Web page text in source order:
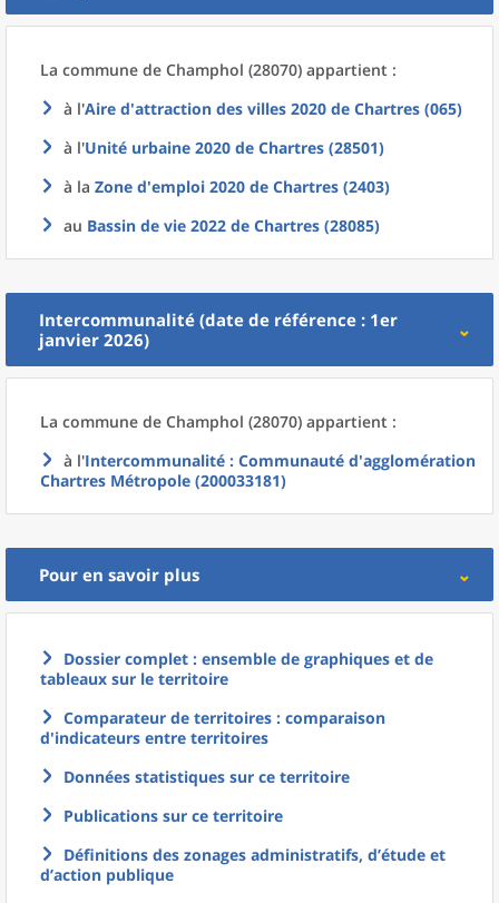
La commune de Champhol (28070) appartient :
à l'Aire d'attraction des villes 2020 de Chartres (065)
à l'Unité urbaine 2020 de Chartres (28501)
à la Zone d'emploi 2020 de Chartres (2403)
au Bassin de vie 2022 de Chartres (28085)
Intercommunalité (date de référence : 1er
janvier 2026)
La commune de Champhol (28070) appartient :
à l'Intercommunalité : Communauté d'agglomération
Chartres Métropole (200033181)
Pour en savoir plus
Dossier complet : ensemble de graphiques et de
tableaux sur le territoire
Comparateur de territoires : comparaison
d'indicateurs entre territoires
Données statistiques sur ce territoire
Publications sur ce territoire
Définitions des zonages administratifs, d’étude et
d’action publique